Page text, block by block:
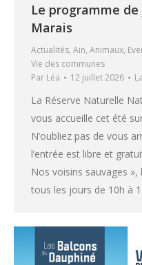
Le programme
Marais
Actualités, Ain, Animaux,
Vie des communes
Par Léa 12 juillet 2026
La Réserve Naturelle
vous accueille cet été
N’oubliez pas de vous
l’entrée est libre et
Nos voisins sauvages
tous les jours de 10h à